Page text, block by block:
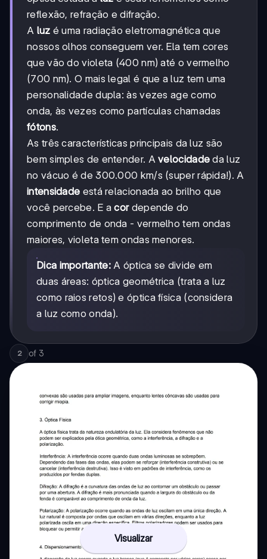
reflexão, refração e difração.
A luz é uma radiação eletromagnética que
nossos olhos conseguem ver. Ela tem cores
que vão do violeta (400 nm) até o vermelho
(700 nm). O mais legal é que a luz tem uma
personalidade dupla: às vezes age como
onda, às vezes como partículas chamadas
fótons.
As três características principais da luz são
bem simples de entender. Avelocidade da luz
no vácuo é de 300.000 km/s (super rápida!). A
intensidade está relacionada ao brilho que
você percebe. E acordepende do
comprimento de onda - vermelho tem ondas
maiores, violeta tem ondas menores.
Dica importante:A óptica se divide em
duas áreas: óptica geométrica (trata a luz
como raios retos) e óptica física (considera
a luz como onda).
2 of 3
Visualizar